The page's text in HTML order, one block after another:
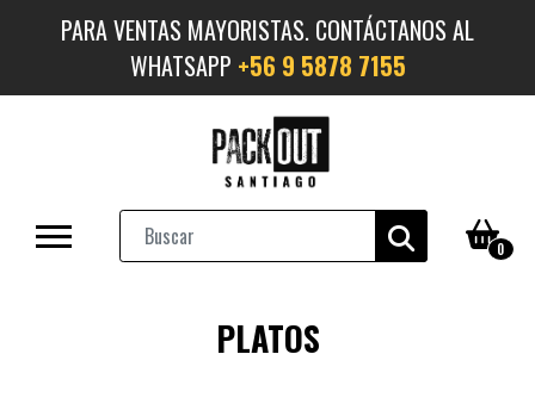
PARA VENTAS MAYORISTAS. CONTÁCTANOS AL
WHATSAPP +56 9 5878 7155
0
PLATOS